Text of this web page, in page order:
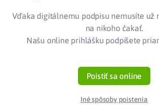
Vďaka digitálnemu podpisu nemusíte už
na nikoho čakať.
Našu online prihlášku podpíšete
Poistiť sa online
Iné spôsoby poistenia